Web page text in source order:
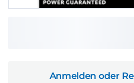
Anmelden oder